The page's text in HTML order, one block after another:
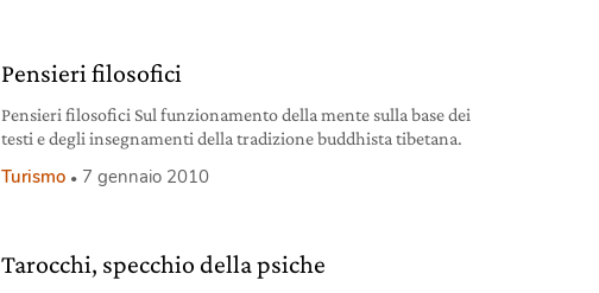
Pensieri filosofici
Pensieri filosofici Sul funzionamento della mente sulla base dei
testi e degli insegnamenti della tradizione buddhista tibetana.
Turismo 7 gennaio 2010
Tarocchi, specchio della psiche